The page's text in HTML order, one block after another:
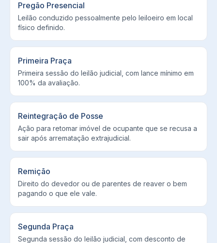
Pregão Presencial
Leilão conduzido pessoalmente pelo leiloeiro em local
físico definido.
Primeira Praça
Primeira sessão do leilão judicial, com lance mínimo em
100% da avaliação.
Reintegração de Posse
Ação para retomar imóvel de ocupante que se recusa a
sair após arrematação extrajudicial.
Remição
Direito do devedor ou de parentes de reaver o bem
pagando o que ele vale.
Segunda Praça
Segunda sessão do leilão judicial, com desconto de